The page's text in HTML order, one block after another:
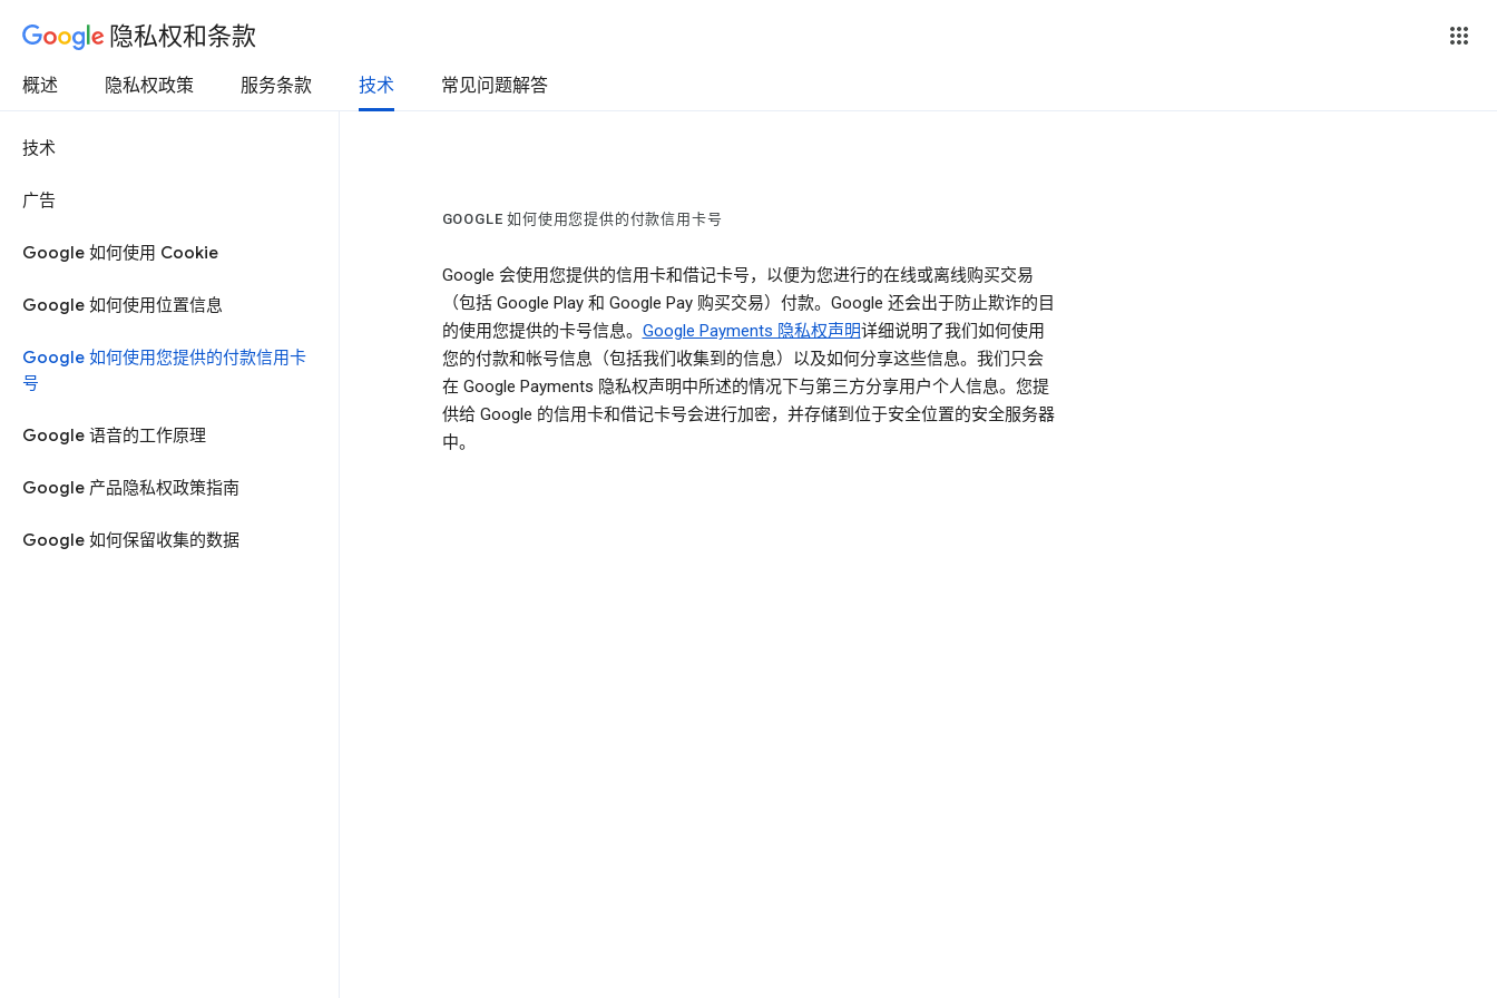
隐私权和条款
概述 隐私权政策 服务条款 技术 常见问题解答
技术
广告
Google 如何使用 Cookie
Google 如何使用位置信息
Google 如何使用您提供的付款信用卡
号
Google 语音的工作原理
Google 产品隐私权政策指南
Google 如何保留收集的数据
GOOGLE 如何使用您提供的付款信用卡号
Google 会使用您提供的信用卡和借记卡号，以便为您进行的在线或离线购买交易
（包括 Google Play 和 Google Pay 购买交易）付款。Google 还会出于防止欺诈的目
的使用您提供的卡号信息。 Google Payments 隐私权声明详细说明了我们如何使用
您的付款和帐号信息（包括我们收集到的信息）以及如何分享这些信息。我们只会
在 Google Payments 隐私权声明中所述的情况下与第三方分享用户个人信息。您提
供给 Google 的信用卡和借记卡号会进行加密，并存储到位于安全位置的安全服务器
中。